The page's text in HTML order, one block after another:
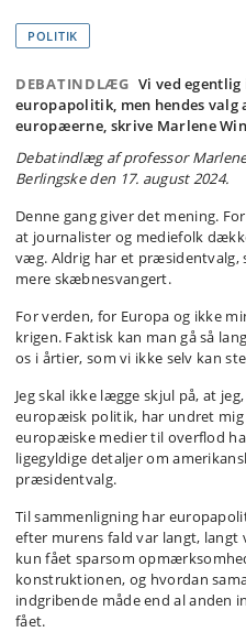
POLITIK
DEBATINDLÆG Vi ved
europapolitik, men hendes
europæerne, skrive Marlene
Debatindlæg af professor
Berlingske den 17. august 2024.
Denne gang giver det mening.
at journalister og mediefolk
væg. Aldrig har et
mere skæbnesvangert.
For verden, for Europa og ikke
krigen. Faktisk kan man gå så
os i årtier, som vi ikke selv kan
Jeg skal ikke lægge skjul på, at
europæisk politik, har undret mig
europæiske medier til overflod
ligegyldige detaljer om
præsidentvalg.
Til sammenligning har
efter murens fald var langt,
kun fået sparsom
konstruktionen, og hvordan
indgribende måde end al anden
fået.